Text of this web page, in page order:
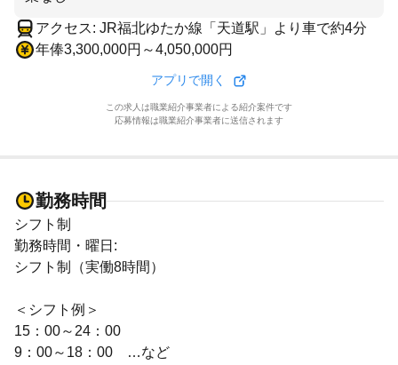
アクセス: JR福北ゆたか線「天道駅」より車で約4分
年俸3,300,000円～4,050,000円
アプリで開く
この求人は職業紹介事業者による紹介案件です
応募情報は職業紹介事業者に送信されます
勤務時間
シフト制
勤務時間・曜日:
シフト制（実働8時間）
＜シフト例＞
15：00～24：00
9：00～18：00 …など